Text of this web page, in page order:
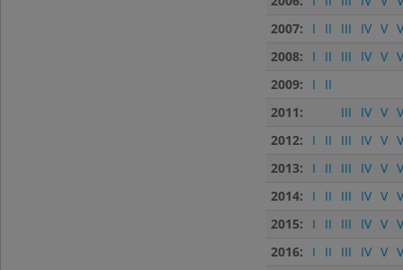
2007:
I II III IV V
2008:
I II III IV V
2009:
I
II
2011:
III IV V
2012:
I II III IV V
2013:
I II III IV V
2014:
I II III IV V
2015:
I II III IV V
2016:
I II III IV V